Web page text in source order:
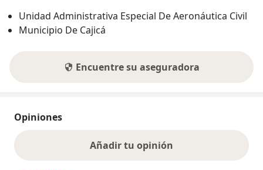
Unidad Administrativa Especial De Aeronáutica Civil
Municipio De Cajicá
Encuentre su aseguradora
Opiniones
Añadir tu opinión